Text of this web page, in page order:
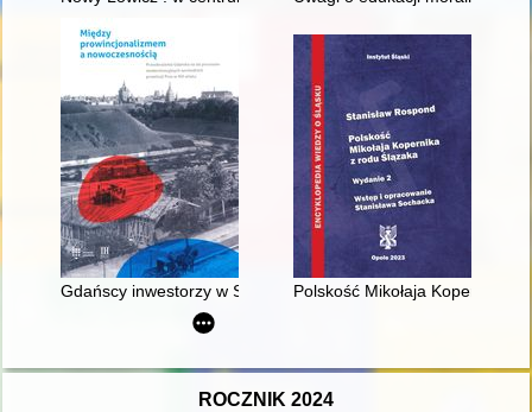
Gdańscy inwestorzy w Sopocie : prestiż finansowy i
Polskość Mikołaja Kopernika z
ROCZNIK 2024